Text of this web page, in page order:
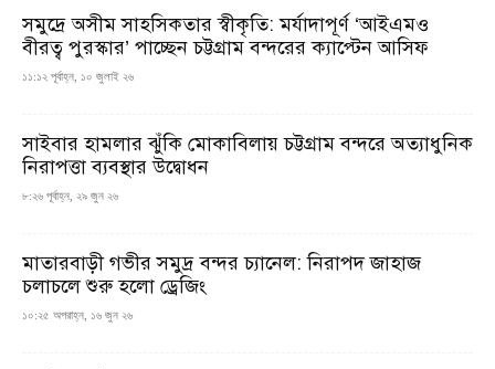
সমুদ্রে অসীম সাহসিকতার স্বীকৃতি: মর্যাদাপূর্ণ ‘আইএমও
বীরত্ব পুরস্কার’ পাচ্ছেন চট্টগ্রাম বন্দরের ক্যাপ্টেন আসিফ
১১:১২ পূর্বাহ্ন, ১০ জুলাই ২৬
সাইবার হামলার ঝুঁকি মোকাবিলায় চট্টগ্রাম বন্দরে অত্যাধুনিক
নিরাপত্তা ব্যবস্থার উদ্বোধন
৮:২৬ পূর্বাহ্ন, ২৯ জুন ২৬
মাতারবাড়ী গভীর সমুদ্র বন্দর চ্যানেল: নিরাপদ জাহাজ
চলাচলে শুরু হলো ড্রেজিং
১০:২৫ অপরাহ্ন, ১৬ জুন ২৬